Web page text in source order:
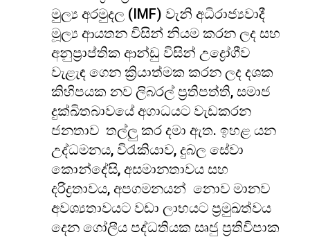
මුල්‍ය අරමුදල (IMF) වැනි අධිරාජ්‍යවාදී
මූල්‍ය ආයතන විසින් නියම කරන ලද සහ
අනුප්‍රාප්තික ආන්ඩු විසින් උද්‍රෝගීව
වැළැඳ ගෙන ක්‍රියාත්මක කරන ලද දශක
කිහිපයක නව ලිබරල් ප්‍රතිපත්ති, සමාජ
දුක්ඛිතබාවයේ අගාධයට වැඩකරන
ජනතාව තල්ලු කර දමා ඇත. ඉහළ යන
උද්ධමනය, විරැකියාව, දුබල සේවා
කොන්දේසි, අසමානතාවය සහ
දරිද්‍රතාවය, අපගමනයන් නොව මානව
අවශ්‍යතාවයට වඩා ලාභයට ප්‍රමුඛත්වය
දෙන ගෝලීය පද්ධතියක සෘජු ප්‍රතිවිපාක